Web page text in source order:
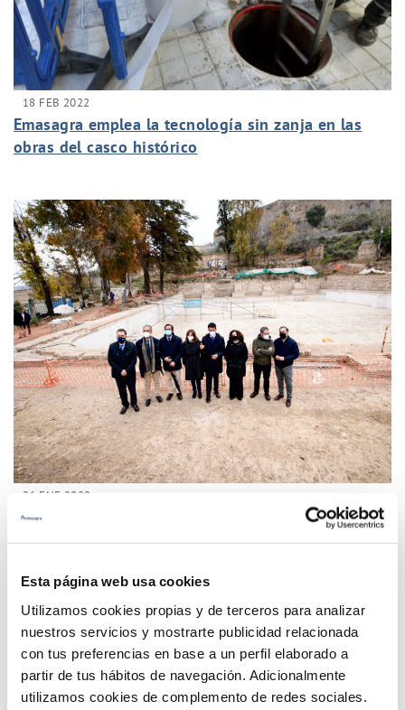
Esta página web usa cookies
Utilizamos cookies propias y de terceros para analizar
nuestros servicios y mostrarte publicidad relacionada
con tus preferencias en base a un perfil elaborado a
partir de tus hábitos de navegación. Adicionalmente
utilizamos cookies de complemento de redes sociales.
18 FEB 2022
Emasagra emplea la tecnología sin zanja en las
obras del casco histórico
26 ENE 2022
Emasagra colabora con 240.000 euros en la
recuperación del Albercón del Moro
Página 13 de 33